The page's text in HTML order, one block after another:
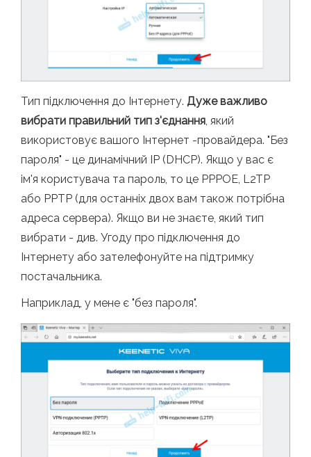
Тип підключення до Інтернету. Дуже важливо
вибрати правильний тип з'єднання , який
використовує вашого Інтернет -провайдера. "Без
пароля" - це динамічний IP (DHCP). Якщо у вас є
ім'я користувача та пароль, то це PPPOE, L2TP
або PPTP (для останніх двох вам також потрібна
адреса сервера). Якщо ви не знаєте, який тип
вибрати - див. Угоду про підключення до
Інтернету або зателефонуйте на підтримку
постачальника.
Наприклад, у мене є "без пароля".